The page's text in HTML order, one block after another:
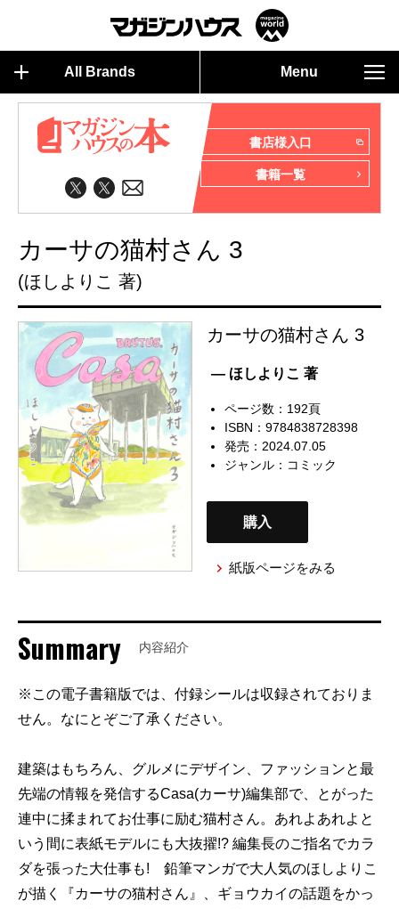
All Brands Menu
書店様入口
書籍一覧
カーサの猫村さん 3
(ほしよりこ 著)
カーサの猫村さん 3
— ほしよりこ 著
ページ数：192頁
ISBN：9784838728398
発売：2024.07.05
ジャンル： コミック
購入
紙版ページをみる
Summary 内容紹介
※この電子書籍版では、付録シールは収録されておりま
せん。なにとぞご了承ください。
建築はもちろん、グルメにデザイン、ファッションと最
先端の情報を発信するCasa(カーサ)編集部で、とがった
連中に揉まれてお仕事に励む猫村さん。あれよあれよと
いう間に表紙モデルにも大抜擢!? 編集長のご指名でカラ
ダを張った大仕事も! 鉛筆マンガで大人気のほしよりこ
が描く『カーサの猫村さん』、ギョウカイの話題をかっ